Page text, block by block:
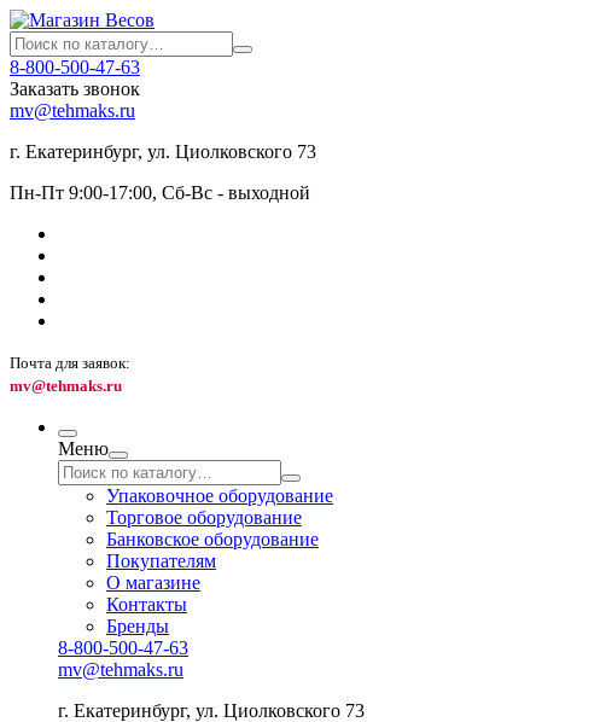
8-800-500-47-63
Заказать звонок
mv@tehmaks.ru
г. Екатеринбург, ул. Циолковского 73
Пн-Пт 9:00-17:00, Сб-Вс - выходной
Почта для заявок:
mv@tehmaks.ru
Меню
Упаковочное оборудование
Торговое оборудование
Банковское оборудование
Покупателям
О магазине
Контакты
Бренды
8-800-500-47-63
mv@tehmaks.ru
г. Екатеринбург, ул. Циолковского 73